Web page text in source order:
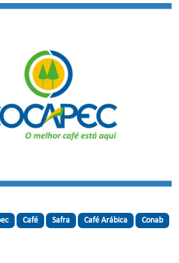
Café Safra Café Arábica Conab